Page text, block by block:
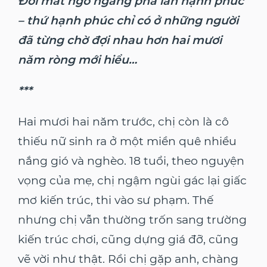
– thứ hạnh phúc chỉ có ở những người
đã từng chờ đợi nhau hơn hai mươi
năm ròng mới hiểu…
***
Hai mươi hai năm trước, chị còn là cô
thiếu nữ sinh ra ở một miền quê nhiều
nắng gió và nghèo. 18 tuổi, theo nguyện
vọng của mẹ, chị ngậm ngùi gác lại giấc
mơ kiến trúc, thi vào sư phạm. Thế
nhưng chị vẫn thường trốn sang trường
kiến trúc chơi, cũng dựng giá đỡ, cũng
vẽ vời như thật. Rồi chị gặp anh, chàng